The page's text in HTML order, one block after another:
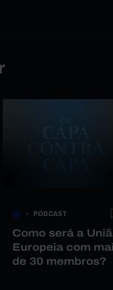
PODCAST
Como será a
Europeia com
de 30 membros?